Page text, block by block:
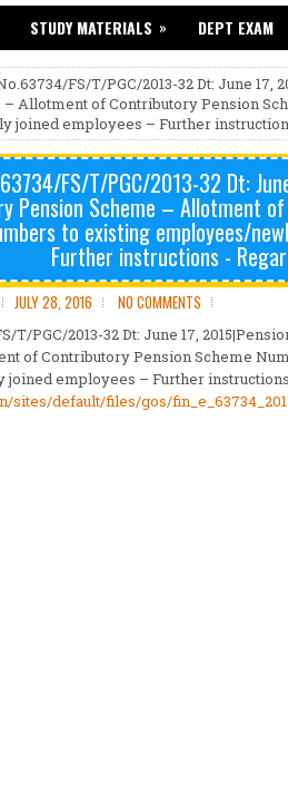
STUDY MATERIALS » DEPT EXAM
FS/T/PGC/2013-32 Dt: June 17,
– Allotment of Contributory Pension
joined employees – Further
FS/T/PGC/2013-32 Dt:
Pension Scheme – Allotment
to existing employees/
Further instructions -
JULY 28, 2016 NO COMMENTS
T/PGC/2013-32 Dt: June 17,
of Contributory Pension Scheme
employees – Further
sites/default/files/gos/